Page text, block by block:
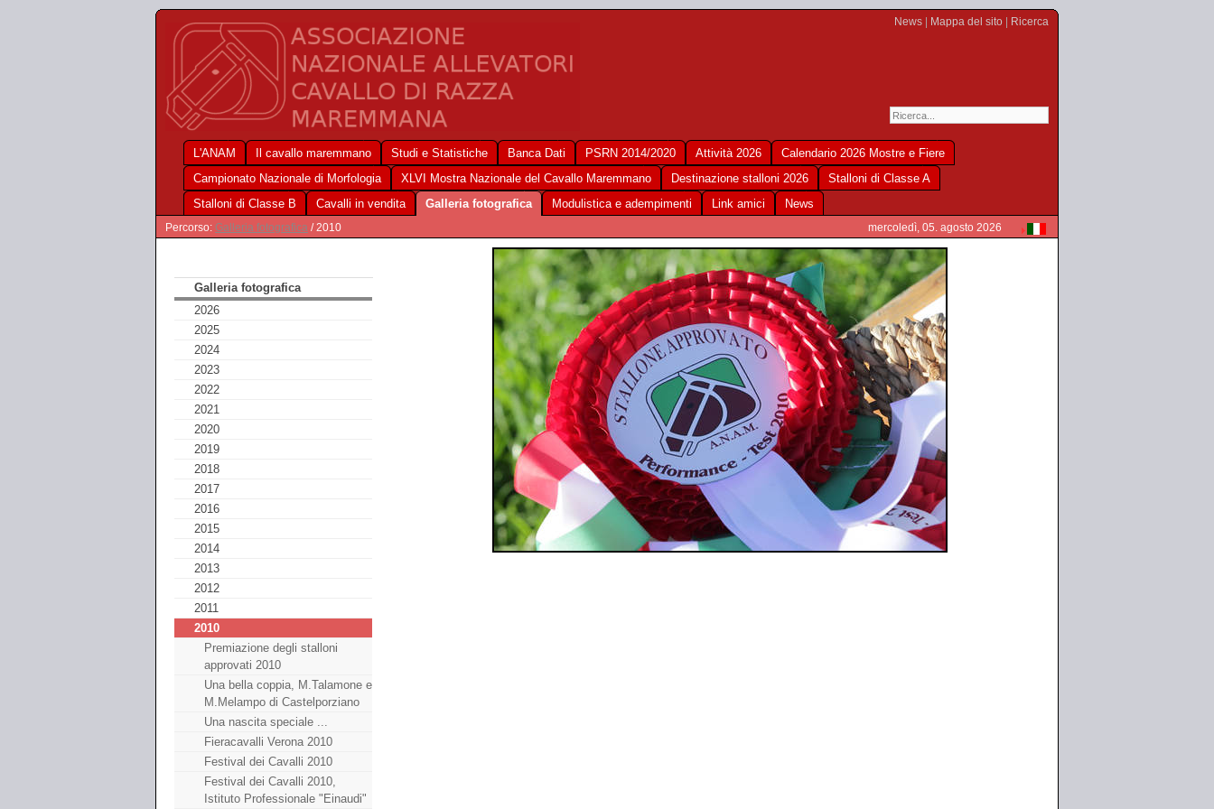
News Mappa del sito Ricerca
L'ANAM Il cavallo maremmano Studi e Statistiche Banca Dati PSRN 2014/2020 Attività 2026
Calendario 2026 Mostre e Fiere
Campionato Nazionale di Morfologia
XLVI Mostra Nazionale del Cavallo Maremmano Destinazione stalloni 2026
Stalloni di Classe A
Stalloni di Classe B
Cavalli in vendita Galleria fotografica Modulistica e adempimenti Link amici News
Percorso: Galleria fotografica / 2010 mercoledì, 05. agosto 2026
Galleria fotografica
2026
2025
2024
2023
2022
2021
2020
2019
2018
2017
2016
2015
2014
2013
2012
2011
2010
Premiazione degli stalloni
approvati 2010
Una bella coppia, M.Talamone e
M.Melampo di Castelporziano
Una nascita speciale ...
Fieracavalli Verona 2010
Festival dei Cavalli 2010
Festival dei Cavalli 2010,
Istituto Professionale "Einaudi"